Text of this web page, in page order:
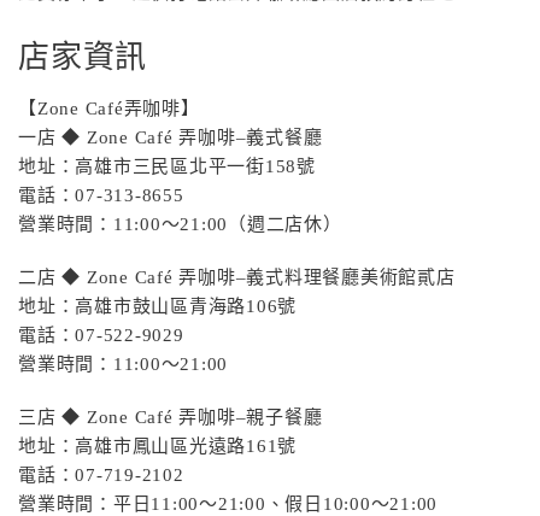
店家資訊
【Zone Café弄咖啡】
一店 ◆ Zone Café 弄咖啡–義式餐廳
地址：高雄市三民區北平一街158號
電話：07-313-8655
營業時間：11:00～21:00（週二店休）
二店 ◆ Zone Café 弄咖啡–義式料理餐廳美術館貳店
地址：高雄市鼓山區青海路106號
電話：07-522-9029
營業時間：11:00～21:00
三店 ◆ Zone Café 弄咖啡–親子餐廳
地址：高雄市鳳山區光遠路161號
電話：07-719-2102
營業時間：平日11:00～21:00、假日10:00～21:00